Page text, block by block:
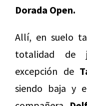
Dorada Open.
Allí, en suelo
totalidad de
excepción de
siendo baja y